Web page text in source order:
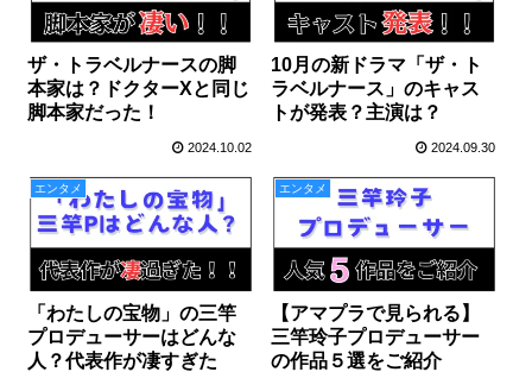
ザ・トラベルナースの脚
本家は？ドクターXと同じ
脚本家だった！
2024.10.02
10月の新ドラマ「ザ・ト
ラベルナース」のキャス
トが発表？主演は？
2024.09.30
エンタメ
「わたしの宝物」の三竿
プロデューサーはどんな
人？代表作が凄すぎた
エンタメ
【アマプラで見られる】
三竿玲子プロデューサー
の作品５選をご紹介